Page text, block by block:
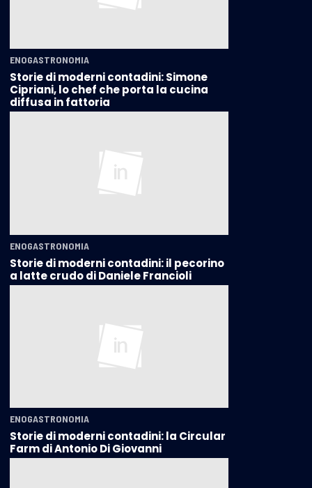
ENOGASTRONOMIA
Storie di moderni contadini: Simone
Cipriani, lo chef che porta la cucina
diffusa in fattoria
ENOGASTRONOMIA
Storie di moderni contadini: il pecorino
a latte crudo di Daniele Francioli
ENOGASTRONOMIA
Storie di moderni contadini: la Circular
Farm di Antonio Di Giovanni